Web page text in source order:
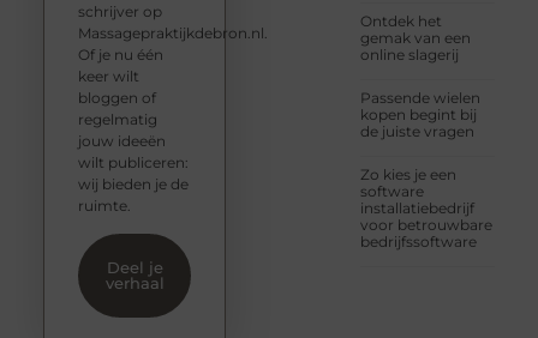
Ontdek het
gemak van een
online slagerij
Passende wielen
kopen begint bij
de juiste vragen
Zo kies je een
software
installatiebedrijf
voor betrouwbare
bedrijfssoftware
schrijver op
Massagepraktijkdebron.nl.
Of je nu één
keer wilt
bloggen of
regelmatig
jouw ideeën
wilt publiceren:
wij bieden je de
ruimte.
Deel je
verhaal